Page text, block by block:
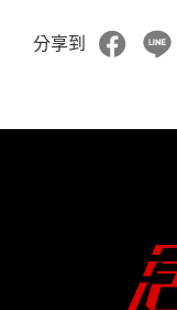
分享到